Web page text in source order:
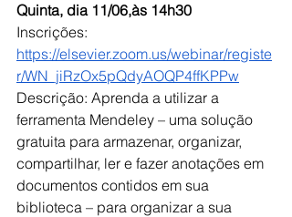
Quinta, dia 11/06,às 14h30
Inscrições:
https://elsevier.zoom.us/webinar/registe
r/WN_jiRzOx5pQdyAOQP4ffKPPw
Descrição: Aprenda a utilizar a
ferramenta Mendeley – uma solução
gratuita para armazenar, organizar,
compartilhar, ler e fazer anotações em
documentos contidos em sua
biblioteca – para organizar a sua